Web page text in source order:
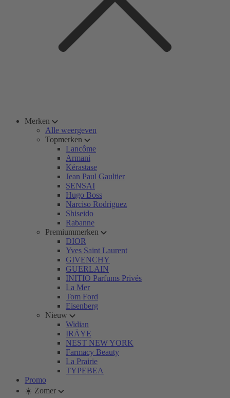
Merken
Alle weergeven
Topmerken
Lancôme
Armani
Kérastase
Jean Paul Gaultier
SENSAI
Hugo Boss
Narciso Rodriguez
Shiseido
Rabanne
Premiummerken
DIOR
Yves Saint Laurent
GIVENCHY
GUERLAIN
INITIO Parfums Privés
La Mer
Tom Ford
Eisenberg
Nieuw
Widian
IRÄYE
NEST NEW YORK
Farmacy Beauty
La Prairie
TYPEBEA
Promo
☀️ Zomer